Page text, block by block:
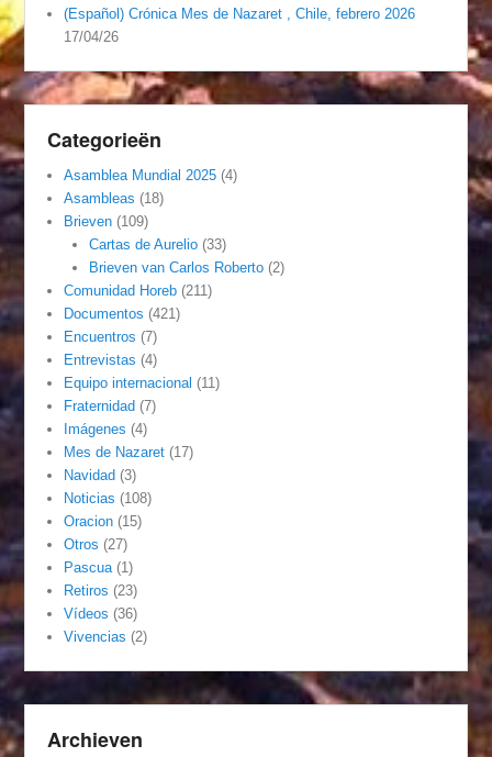
(Español) Crónica Mes de Nazaret , Chile, febrero 2026
17/04/26
Categorieën
Asamblea Mundial 2025 (4)
Asambleas (18)
Brieven (109)
Cartas de Aurelio(33)
Brieven van Carlos Roberto(2)
Comunidad Horeb (211)
Documentos (421)
Encuentros (7)
Entrevistas (4)
Equipo internacional (11)
Fraternidad (7)
Imágenes (4)
Mes de Nazaret (17)
Navidad (3)
Noticias (108)
Oracion (15)
Otros (27)
Pascua (1)
Retiros (23)
Vídeos (36)
Vivencias (2)
Archieven